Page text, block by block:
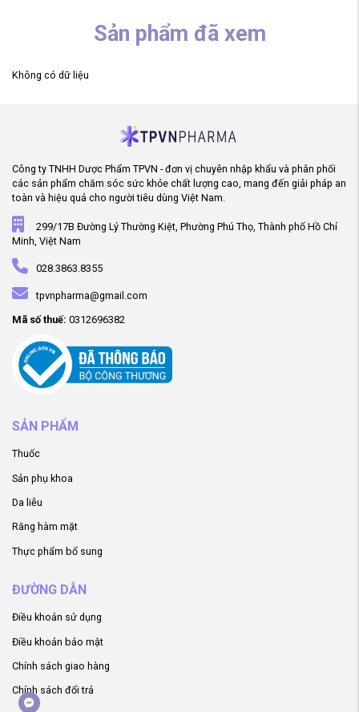
Sản phẩm đã xem
Không có dữ liệu
Công ty TNHH Dược Phẩm TPVN - đơn vị chuyên nhập khẩu và phân phối
các sản phẩm chăm sóc sức khỏe chất lượng cao, mang đến giải pháp an
toàn và hiệu quả cho người tiêu dùng Việt Nam.
299/17B Đường Lý Thường Kiệt, Phường Phú Thọ, Thành phố Hồ Chí
Minh, Việt Nam
028.3863.8355
tpvnpharma@gmail.com
Mã số thuế: 0312696382
SẢN PHẨM
Thuốc
Sản phụ khoa
Da liễu
Răng hàm mặt
Thực phẩm bổ sung
ĐƯỜNG DẪN
Điều khoản sử dụng
Điều khoản bảo mật
Chính sách giao hàng
Chính sách đổi trả